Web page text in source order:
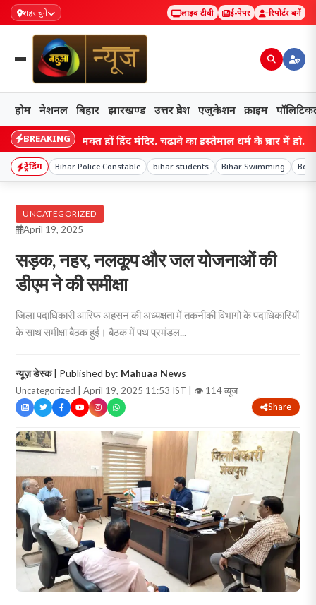
शहर चुनें लाइव टीवी ई-पेपर रिपोर्टर बनें
होम नेशनल बिहार झारखण्ड उत्तर प्रदेश एजुकेशन क्राइम
BREAKING
कब्जे से मुक्त हों हिंदू मंदिर, चढ़ावे का इस्तेमाल धर्म के प्रचार में हो, किशनगंज
ट्रेंडिंग Bihar Police Constable bihar students Bihar Swimming
UNCATEGORIZED
April 19, 2025
सड़क, नहर, नलकूप और जल योजनाओं की
डीएम ने की समीक्षा
जिला पदाधिकारी आरिफ अहसन की अध्यक्षता में तकनीकी विभागों के पदाधिकारियों
के साथ समीक्षा बैठक हुई। बैठक में पथ प्रमंडल...
न्यूज़ डेस्क| Published by: Mahuaa News
Uncategorized | April 19, 2025 11:53 IST | 👁 114 व्यूज
Share